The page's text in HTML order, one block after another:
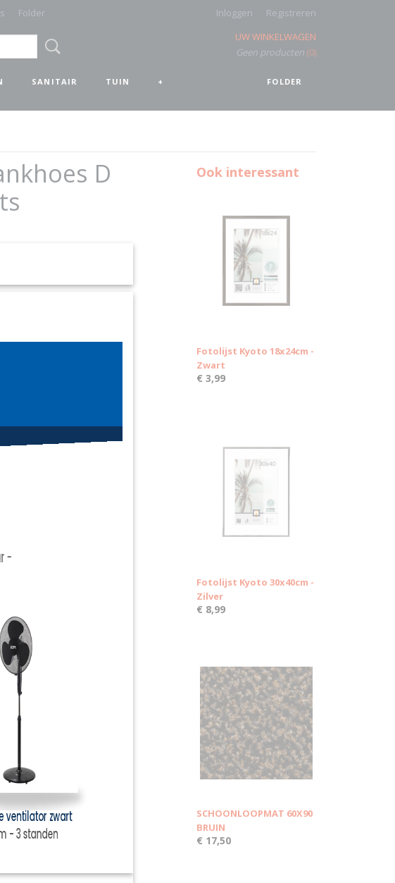
Folder Inloggen
Registreren
UW WINKELWAGEN
Geen producten (0)
FOLDER
SANITAIR TUIN +
D
Ook interessant
Fotolijst Kyoto 18x24cm -
Zwart
€ 3,99
Fotolijst Kyoto 30x40cm -
Zilver
€ 8,99
SCHOONLOOPMAT 60X90
BRUIN
€ 17,50